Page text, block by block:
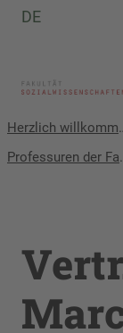
DE
Herzlich